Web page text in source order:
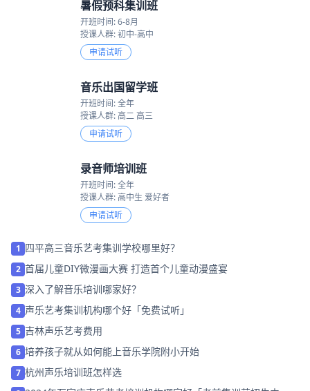
暑假预科集训班
开班时间: 6-8月
授课人群: 初中-高中
申请试听
音乐出国留学班
开班时间: 全年
授课人群: 高二 高三
申请试听
录音师培训班
开班时间: 全年
授课人群: 高中生 爱好者
申请试听
1 四平高三音乐艺考集训学校哪里好？
2 首届儿童DIY微漫画大赛 打造首个儿童动漫盛宴
3 深入了解音乐培训哪家好？
4 声乐艺考集训机构哪个好「免费试听」
5 吉林声乐艺考费用
6 培养孩子就从如何能上音乐学院附小开始
7 杭州声乐培训班怎样选